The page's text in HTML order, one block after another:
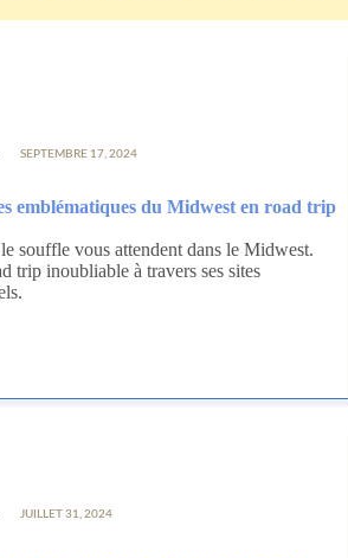
SEPTEMBRE 17, 2024
emblématiques du Midwest en road trip
souffle vous attendent dans le Midwest.
trip inoubliable à travers ses sites
JUILLET 31, 2024